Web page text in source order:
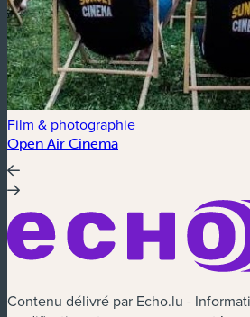
Film & photographie
Open Air Cinema
Contenu délivré par Echo.lu -